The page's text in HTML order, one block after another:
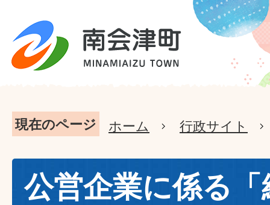
現在のページ ホーム 行政サイト
公営企業に係る